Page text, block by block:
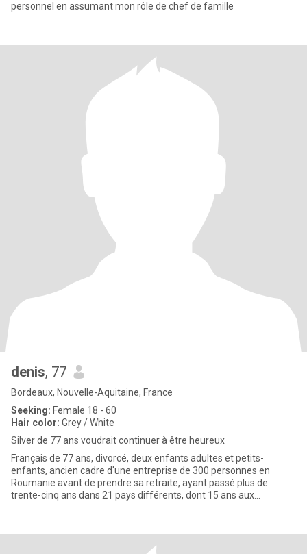
personnel en assumant mon rôle de chef de famille
denis, 77
Bordeaux, Nouvelle-Aquitaine, France
Seeking: Female 18 - 60
Hair color: Grey / White
Silver de 77 ans voudrait continuer à être heureux
Français de 77 ans, divorcé, deux enfants adultes et petits-
enfants, ancien cadre d'une entreprise de 300 personnes en
Roumanie avant de prendre sa retraite, ayant passé plus de
trente-cinq ans dans 21 pays différents, dont 15 ans aux